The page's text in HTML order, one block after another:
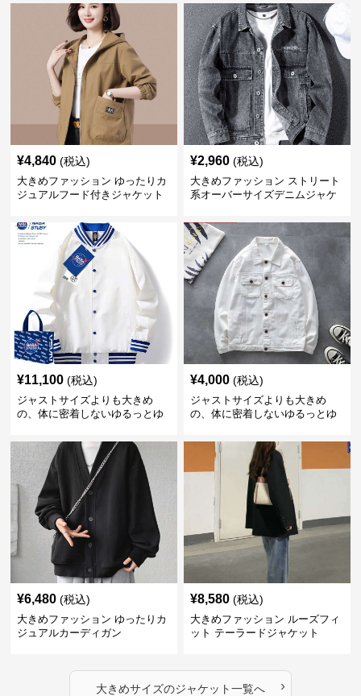
¥4,840 (税込)
大きめファッション ゆったりカ
ジュアルフード付きジャケット
¥2,960 (税込)
大きめファッション ストリート
系オーバーサイズデニムジャケ
¥11,100 (税込)
ジャストサイズよりも大きめ
の、体に密着しないゆるっとゆ
ゆったりスポーツバーシティジ
ャケット
¥4,000 (税込)
ジャストサイズよりも大きめ
の、体に密着しないゆるっとゆ
ゆったりシルエットデニムジャ
ケット
¥6,480 (税込)
大きめファッション ゆったりカ
ジュアルカーディガン
¥8,580 (税込)
大きめファッション ルーズフィ
ット テーラードジャケット
大きめサイズのジャケット一覧へ ›